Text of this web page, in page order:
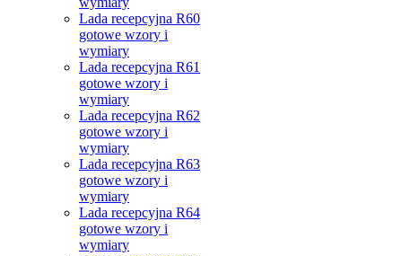
Lada recepcyjna R60
gotowe wzory i
wymiary
Lada recepcyjna R61
gotowe wzory i
wymiary
Lada recepcyjna R62
gotowe wzory i
wymiary
Lada recepcyjna R63
gotowe wzory i
wymiary
Lada recepcyjna R64
gotowe wzory i
wymiary